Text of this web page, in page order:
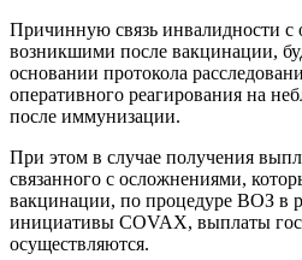
Причинную связь инвалидности с
возникшими после вакцинации,
основании протокола
оперативного реагирования на
после иммунизации.
При этом в случае получения
связанного с осложнениями,
вакцинации, по процедуре ВОЗ в
инициативы COVAX, выплаты
осуществляются.